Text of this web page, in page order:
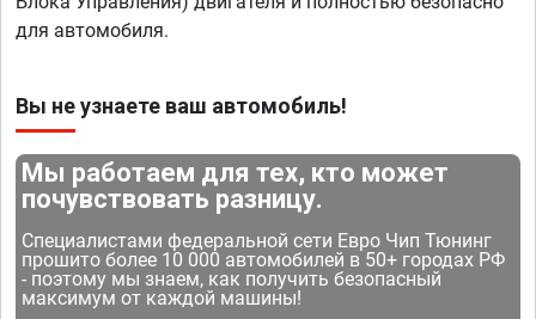
для автомобиля.
Вы не узнаете ваш автомобиль!
Мы работаем для тех, кто может
почувствовать разницу.
Специалистами федеральной сети Евро Чип Тюнинг
прошито более 10 000 автомобилей в 50+ городах РФ
- поэтому мы знаем, как получить безопасный
максимум от каждой машины!